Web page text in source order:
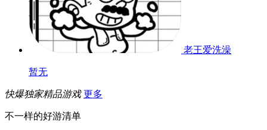
老王爱洗澡
暂无
快爆独家精品游戏 更多
不一样的好游清单